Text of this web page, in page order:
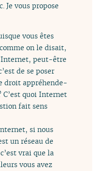
Je vous propose
vous êtes
on le disait,
peut-être
de se poser
droit appréhende-
quoi Internet
fait sens
si nous
un réseau de
vrai que la
vous avez